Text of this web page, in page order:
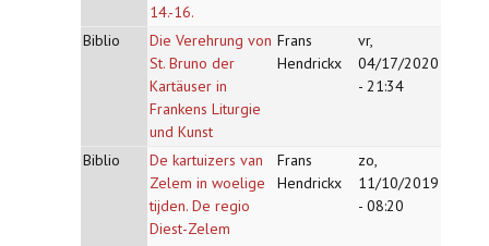
14.-16.
Biblio
Die Verehrung von
St. Bruno der
Kartäuser in
Frankens Liturgie
und Kunst
Frans
Hendrickx
vr,
04/17/2020
- 21:34
Biblio
De kartuizers van
Zelem in woelige
tijden. De regio
Diest-Zelem
Frans
Hendrickx
zo,
11/10/2019
- 08:20